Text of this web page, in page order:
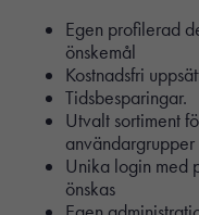
Egen profilerad
önskemål
Kostnadsfri
Tidsbesparingar.
Utvalt sortiment
användargrupper
Unika login med
önskas